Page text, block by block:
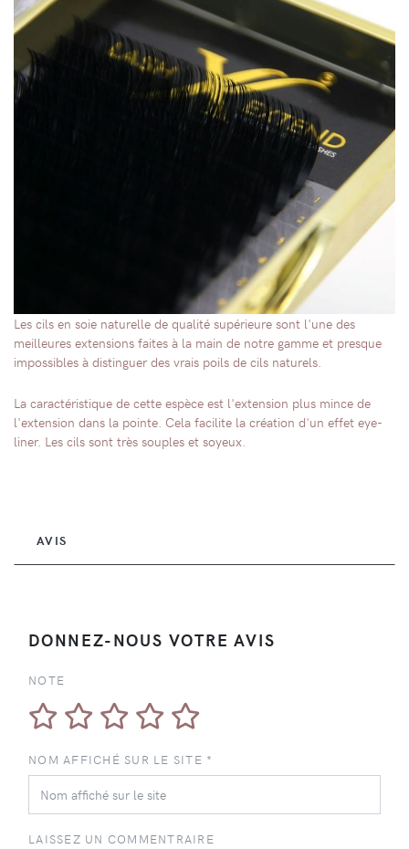
Les cils en soie naturelle de qualité supérieure sont l'une des
meilleures extensions faites à la main de notre gamme et presque
impossibles à distinguer des vrais poils de cils naturels.
La caractéristique de cette espèce est l'extension plus mince de
l'extension dans la pointe. Cela facilite la création d'un effet eye-
liner. Les cils sont très souples et soyeux.
AVIS
DONNEZ-NOUS VOTRE AVIS
NOTE
NOM AFFICHÉ SUR LE SITE *
LAISSEZ UN COMMENTRAIRE